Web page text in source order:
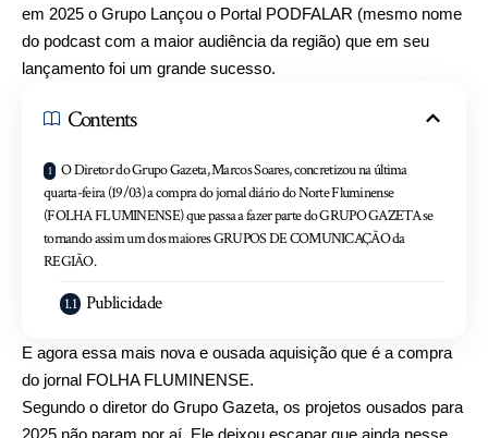
em 2025 o Grupo Lançou o Portal PODFALAR (mesmo nome
do podcast com a maior audiência da região) que em seu
lançamento foi um grande sucesso.
Contents
O Diretor do Grupo Gazeta, Marcos Soares, concretizou na última
quarta-feira (19/03) a compra do jornal diário do Norte Fluminense
(FOLHA FLUMINENSE) que passa a fazer parte do GRUPO GAZETA se
tornando assim um dos maiores GRUPOS DE COMUNICAÇÃO da
REGIÃO.
Publicidade
E agora essa mais nova e ousada aquisição que é a compra
do jornal FOLHA FLUMINENSE.
Segundo o diretor do Grupo Gazeta, os projetos ousados para
2025 não param por aí. Ele deixou escapar que ainda nesse